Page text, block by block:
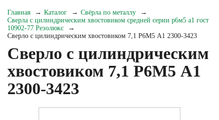
Главная Каталог
Свёрла по металлу
Сверла с цилиндрическим хвостовиком средней серии р6м5 а1 гост
10902-77 Резолюкс
Сверло с цилиндрическим хвостовиком 7,1 Р6М5 А1 2300-3423
Сверло с цилиндрическим
хвостовиком 7,1 Р6М5 А1
2300-3423